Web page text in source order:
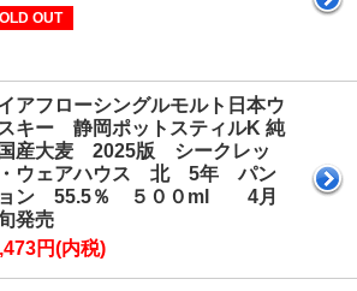
OUT
アフローシングルモルト日本ウ
キー 静岡ポットスティルK 純
産大麦 2025版 シークレッ
・ウェアハウス 北 5年 パン
ン 55.5％ ５００ml 4月
発売
円(内税)